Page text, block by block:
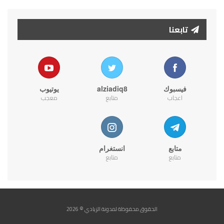
تابعنا
فيسبوك
اعجاب
alziadiq8
متابع
يوتيوب
معجب
متابع
متابع
انستغرام
متابع
الحقوق محفوظة لمدونة الزيادي © 2026